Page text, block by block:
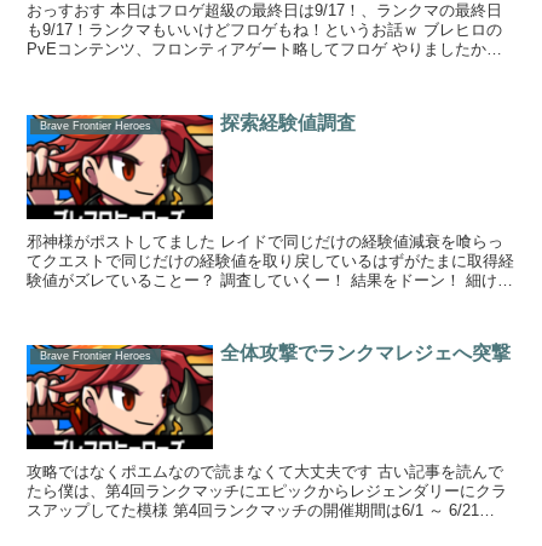
おっすおす 本日はフロゲ超級の最終日は9/17！、ランクマの最終日
も9/17！ランクマもいいけどフロゲもね！というお話ｗ ブレヒロの
PvEコンテンツ、フロンティアゲート略してフロゲ やりましたか
Brave Frontier Heroes 探索経験値調査
邪神様がポストしてました レイドで同じだけの経験値減衰を喰らっ
てクエストで同じだけの経験値を取り戻しているはずがたまに取得経
験値がズレていることー？ 調査していくー！ 結果をドーン！ 細けえ
Brave Frontier Heroes 全体攻撃でランクマレジェへ突撃
攻略ではなくポエムなので読まなくて大丈夫です 古い記事を読んで
たら僕は、第4回ランクマッチにエピックからレジェンダリーにクラ
スアップしてた模様 第4回ランクマッチの開催期間は6/1 ～ 6/21